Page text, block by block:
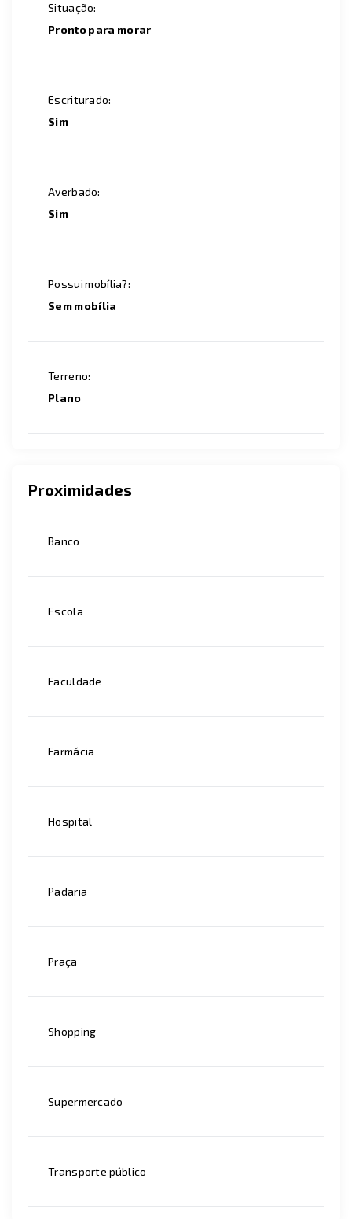
Situação:
Pronto para morar
Escriturado:
Sim
Averbado:
Sim
Possui mobília?:
Sem mobília
Terreno:
Plano
Proximidades
Banco
Escola
Faculdade
Farmácia
Hospital
Padaria
Praça
Shopping
Supermercado
Transporte público